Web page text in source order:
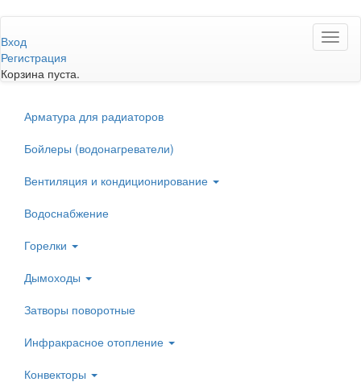
к
основному
содержанию
Вход
Регистрация
Корзина пуста.
Арматура для радиаторов
Бойлеры (водонагреватели)
Вентиляция и кондиционирование
Водоснабжение
Горелки
Дымоходы
Затворы поворотные
Инфракрасное отопление
Конвекторы